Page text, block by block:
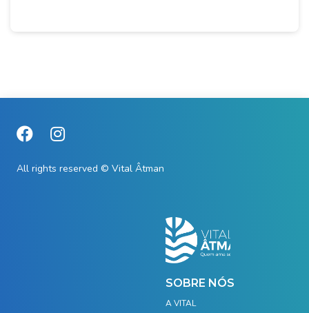
SOBRE NÓS
A VITAL
All rights reserved © Vital Âtman